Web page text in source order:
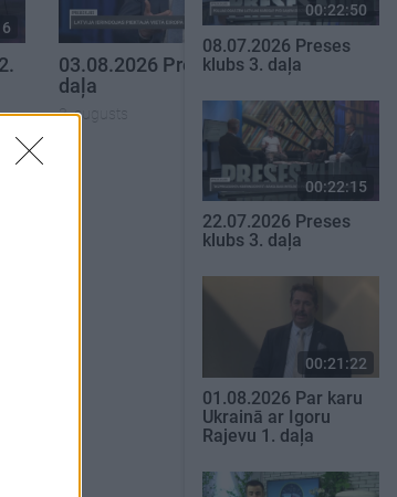
00:22:30
03.08.2026 Preses klubs 3.
daļa
3. augusts
SKATĪT VISUS
00:22:50
08.07.2026 Preses
klubs 3. daļa
00:22:15
22.07.2026 Preses
klubs 3. daļa
00:21:22
01.08.2026 Par karu
Ukrainā ar Igoru
Rajevu 1. daļa